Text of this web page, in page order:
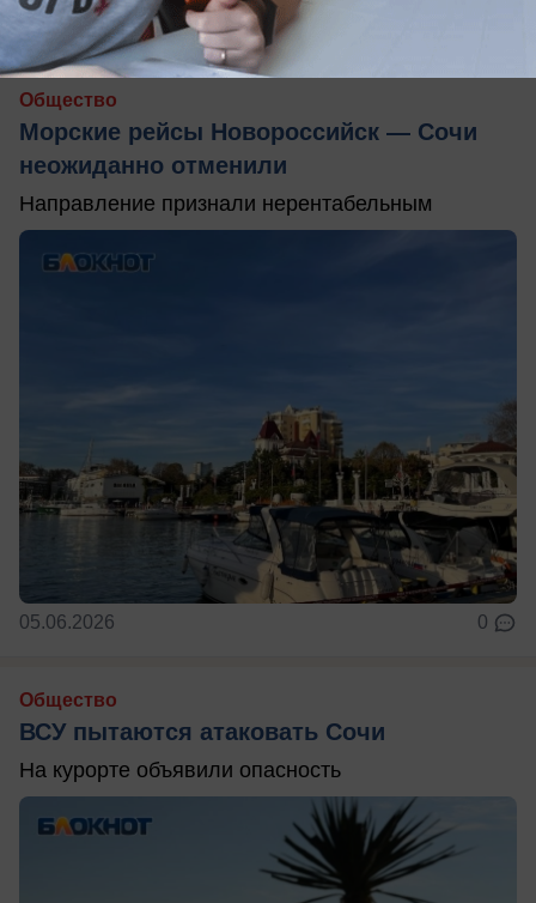
06.06.2026
Общество
Морские рейсы Новороссийск — Сочи
неожиданно отменили
Направление признали нерентабельным
05.06.2026 0
Общество
ВСУ пытаются атаковать Сочи
На курорте объявили опасность